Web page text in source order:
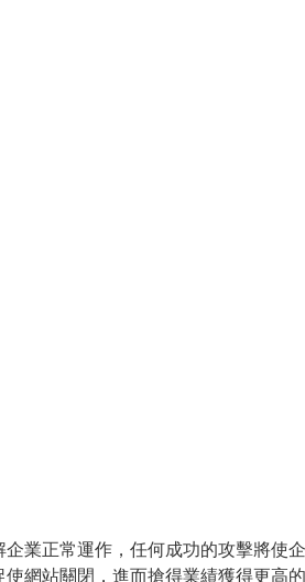
業正常運作，任何成功的攻擊將使
網站關閉，進而搶得業績獲得更高的